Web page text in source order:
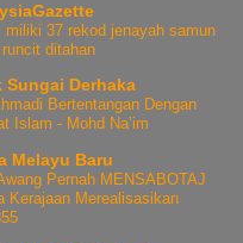
miliki 37 rekod jenayah samun
ditahan
Sungai Derhaka
Bertentangan Dengan
Islam - Mohd Na’im
Melayu Baru
Pernah MENSABOTAJ
Kerajaan Merealisasikan